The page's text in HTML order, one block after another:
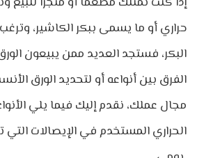
حراري أو ما يسمى ببكر الكاشير،
البكر، فستجد العديد ممن يبيعون
الفرق بين أنواعه أو لتحديد الورق
مجال عملك، نقدم إليك فيما يلي
الحراري المستخدم في الإيصالات